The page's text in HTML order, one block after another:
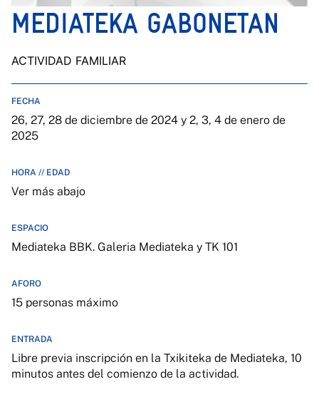
MEDIATEKA GABONETAN
ACTIVIDAD FAMILIAR
FECHA
26, 27, 28 de diciembre de 2024 y 2, 3, 4 de enero de
2025
HORA // EDAD
Ver más abajo
ESPACIO
Mediateka BBK. Galeria Mediateka y TK 101
AFORO
15 personas máximo
ENTRADA
Libre previa inscripción en la Txikiteka de Mediateka, 10
minutos antes del comienzo de la actividad.